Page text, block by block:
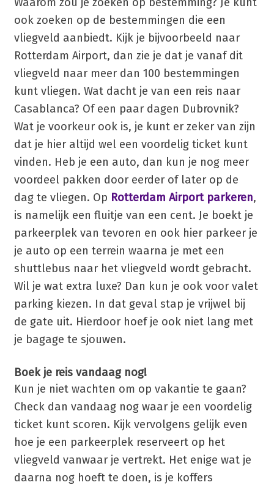
ook zoeken op de bestemmingen die een
vliegveld aanbiedt. Kijk je bijvoorbeeld naar
Rotterdam Airport, dan zie je dat je vanaf dit
vliegveld naar meer dan 100 bestemmingen
kunt vliegen. Wat dacht je van een reis naar
Casablanca? Of een paar dagen Dubrovnik?
Wat je voorkeur ook is, je kunt er zeker van zijn
dat je hier altijd wel een voordelig ticket kunt
vinden. Heb je een auto, dan kun je nog meer
voordeel pakken door eerder of later op de
dag te vliegen. Op Rotterdam Airport parkeren,
is namelijk een fluitje van een cent. Je boekt je
parkeerplek van tevoren en ook hier parkeer je
je auto op een terrein waarna je met een
shuttlebus naar het vliegveld wordt gebracht.
Wil je wat extra luxe? Dan kun je ook voor valet
parking kiezen. In dat geval stap je vrijwel bij
de gate uit. Hierdoor hoef je ook niet lang met
je bagage te sjouwen.
Boek je reis vandaag nog!
Kun je niet wachten om op vakantie te gaan?
Check dan vandaag nog waar je een voordelig
ticket kunt scoren. Kijk vervolgens gelijk even
hoe je een parkeerplek reserveert op het
vliegveld vanwaar je vertrekt. Het enige wat je
daarna nog hoeft te doen, is je koffers